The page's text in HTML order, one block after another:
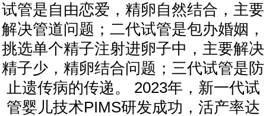
试管是自由恋爱，精卵自然结合，主要
解决管道问题；二代试管是包办婚姻，
挑选单个精子注射进卵子中，主要解决
精子少，精卵结合问题；三代试管是防
止遗传病的传递。 2023年，新一代试
管婴儿技术PIMS研发成功，活产率达